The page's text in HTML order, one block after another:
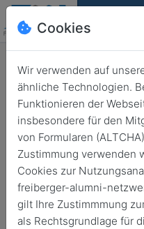
Die
Gedenkstätte
der
18. Dez. 2025
Cookies
Wir verwenden auf
ähnliche Technologien.
Funktionieren der
insbesondere für den
von Formularen
Zustimmung verwenden
Cookies zur
freiberger-alumni-
gilt Ihre Zustimmmung
als Rechtsgrundlage für